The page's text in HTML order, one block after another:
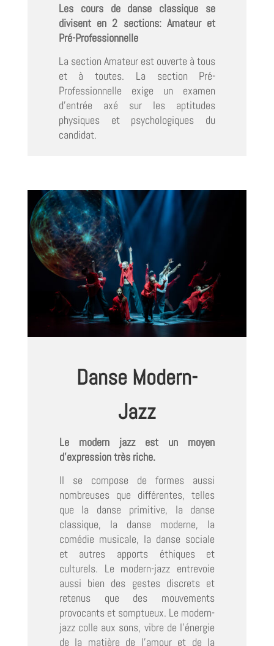
Les cours de danse classique se
divisent en 2 sections: Amateur et
Pré-Professionnelle
La section Amateur est ouverte à tous
et à toutes. La section Pré-
Professionnelle exige un examen
d’entrée axé sur les aptitudes
physiques et psychologiques du
candidat.
Danse Modern-
Jazz
Le modern jazz est un moyen
d’expression très riche.
Il se compose de formes aussi
nombreuses que différentes, telles
que la danse primitive, la danse
classique, la danse moderne, la
comédie musicale, la danse sociale
et autres apports éthiques et
culturels. Le modern-jazz entrevoie
aussi bien des gestes discrets et
retenus que des mouvements
provocants et somptueux. Le modern-
jazz colle aux sons, vibre de l’énergie
de la matière de l’amour et de la